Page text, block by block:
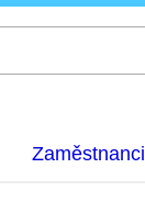
Zaměstnanci